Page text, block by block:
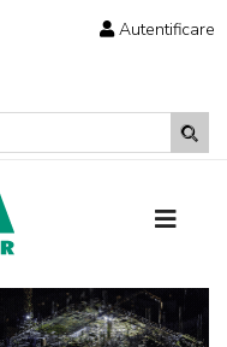
Autentificare